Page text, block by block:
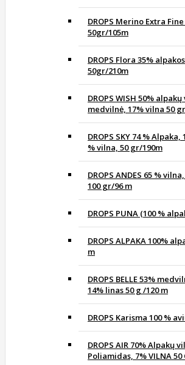
DROPS Merino Extra
50gr/105m
DROPS Flora 35%
50gr/210m
DROPS WISH 50%
medvilnė, 17% vilna 50
DROPS SKY 74 %
% vilna, 50 gr/190m
DROPS ANDES 65 %
100 gr/96 m
DROPS PUNA (100 %
DROPS ALPAKA 100%
m
DROPS BELLE 53%
14% linas 50 g /120 m
DROPS Karisma 100 %
DROPS AIR 70% Alpakų
Poliamidas, 7% VILNA 50